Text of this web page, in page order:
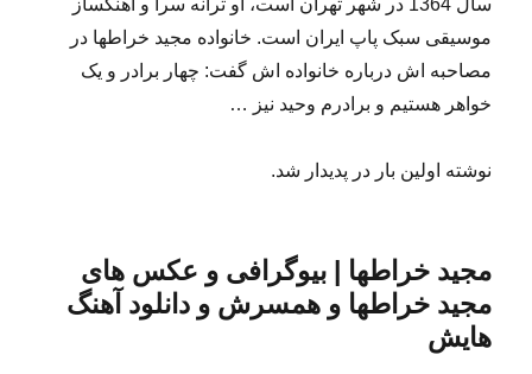
سال 1364 در شهر تهران است، او ترانه سرا و آهنگساز
موسیقی سبک پاپ ایران است. خانواده مجید خراطها در
مصاحبه اش درباره خانواده اش گفت: چهار برادر و یک
خواهر هستیم و برادرم وحید نیز …
نوشته اولین بار در پدیدار شد.
مجید خراطها | بیوگرافی و عکس های
مجید خراطها و همسرش و دانلود آهنگ
هایش